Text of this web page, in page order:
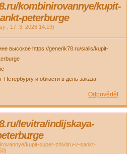
kombinirovannye/kupit-
peterburge
17. 3. 2026 14:19)
высокое https://generik78.ru/sialis/kupit-
Петербургу и области в день заказа
Odpovědět
levitra/indijskaya-
kupit-super-zhivitru-v-sankt-
)